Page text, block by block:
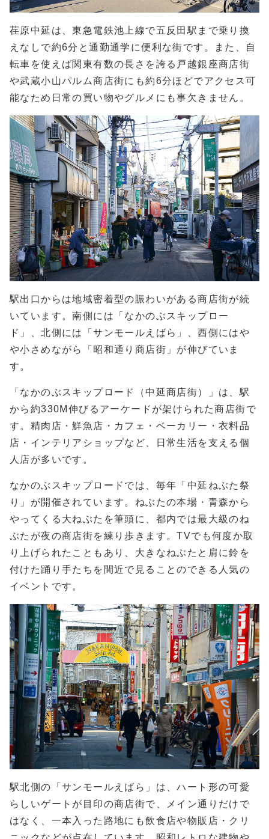
荏原中延は、東急電鉄池上線で五反田駅まで乗り換
えなしで約6分と通勤通学に便利な街です。また、自
転車を使えば関東有数の長さを誇る戸越銀座商店街
や武蔵小山パルム商店街にも約6分ほどでアクセス可
能なため日常の買い物やグルメにも事欠きません。
駅出口からは地域密着型の賑わいがある商店街が続
いています。南側には「なかのぶスキップロー
ド」、北側には「サンモールえばら」、西側にはや
や小さめながら「昭和通り商店街」が伸びていま
す。
「なかのぶスキップロード（中延商店街）」は、駅
から約330M伸びるアーケードが架けられた商店街で
す。精肉店・鮮魚店・カフェ・ベーカリー・衣料品
店・インテリアショップなど、日常生活を支える個
人店が多いです。
なかのぶスキップロードでは、毎年「中延ねぶた祭
り」が開催されています。ねぶたの本場・青森から
やってくる大ねぶたを筆頭に、都内では最大級のね
ぶたが夜の商店街を練り歩きます。TVでも何度か取
り上げられたこともあり、大きなねぶたと肩に鈴を
付けた踊り手たちを間近で見ることのできる人気の
イベントです。
駅北側の「サンモールえばら」は、ハート形の可愛
らしいゲートが目印の商店街で、メイン通りだけで
はなく、一本入った路地にも飲食店や物販店・クリ